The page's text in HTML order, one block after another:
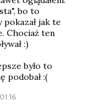
bo to
jak te
Chociaż ten
:)
było to
podobał :(